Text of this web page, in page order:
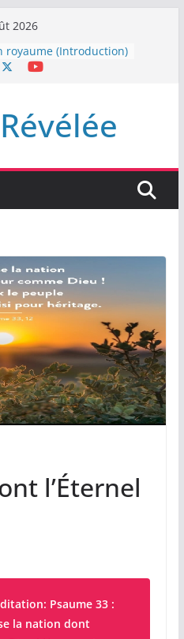
2026
royaume (Introduction)
LA LUMIÈRE
DE DIEU
l’Éternel
Psaume 33 :
la nation dont